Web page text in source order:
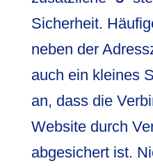
Sicherheit.
neben der
auch ein kleines
an, dass die
Website durch
abgesichert ist.